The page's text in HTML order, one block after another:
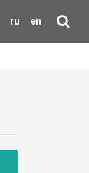
ru en